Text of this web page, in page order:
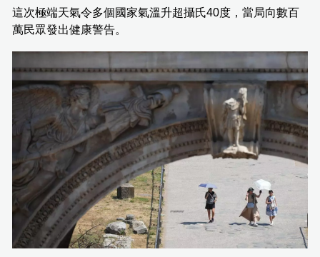
這次極端天氣令多個國家氣溫升超攝氏40度，當局向數百
萬民眾發出健康警告。